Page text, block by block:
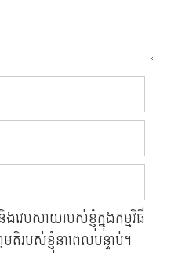
េបសាយរបស់ខ្ញុំក្នុងកម្មវិធី
តិរបស់ខ្ញុំនាពេលបន្ទាប់។